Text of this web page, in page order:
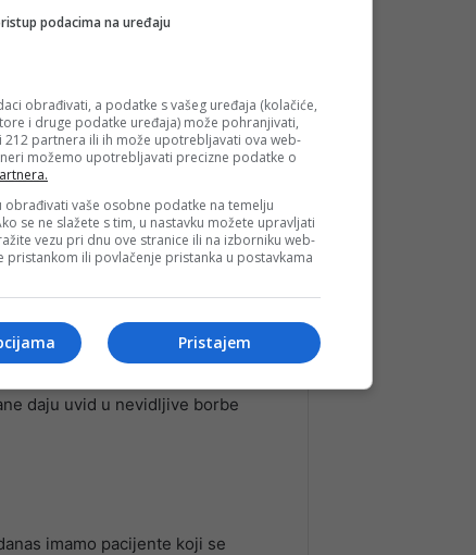
li put oporavka, razgovarali
daju uvid u nevidljive borbe
imamo pacijente koji se
podacima na uređaju
obrađivati, a podatke s vašeg uređaja (kolačiće,
i druge podatke uređaja) može pohranjivati,
partnera ili ih može upotrebljavati ova web-
možemo upotrebljavati precizne podatke o
obrađivati vaše osobne podatke na temelju
se ne slažete s tim, u nastavku možete upravljati
vezu pri dnu ove stranice ili na izborniku web-
pristankom ili povlačenje pristanka u postavkama
Pristajem